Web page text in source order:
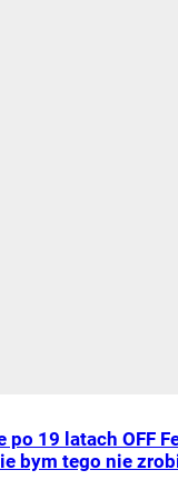
po 19 latach OFF
bym tego nie